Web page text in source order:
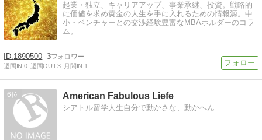
起業・独立、キャリアアップ、事業承継、投資。戦略的
に価値を求め黄金の人生を手に入れるための情報源。中
小・ベンチャーとの交渉経験豊富なMBAホルダーのコラ
ム。
1890500 3
週間IN:0 週間OUT:3 月間IN:1
6 American Fabulous Liefe
シアトル留学人生自分で動かさな、動かへん